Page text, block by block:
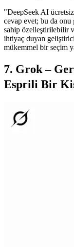
"DeepSeek AI
cevap evet; bu da
sahip özelleştirilebilir
ihtiyaç duyan
mükemmel bir seçim
7. Grok –
Esprili Bir